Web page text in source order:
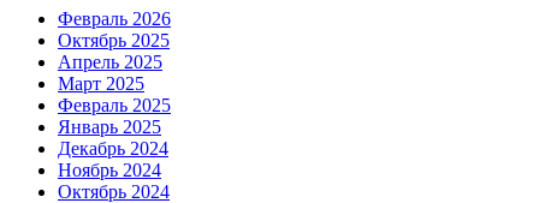
Февраль 2026
Октябрь 2025
Апрель 2025
Март 2025
Февраль 2025
Январь 2025
Декабрь 2024
Ноябрь 2024
Октябрь 2024